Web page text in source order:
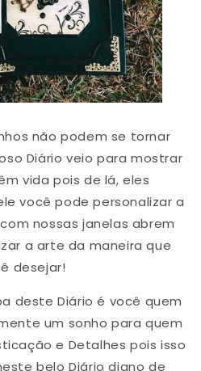
não podem se tornar
Diário veio para mostrar
vida pois de lá, eles
você pode personalizar a
nossas janelas abrem
a arte da maneira que
desejar!
deste Diário é você quem
um sonho para quem
e Detalhes pois isso
belo Diário digno de